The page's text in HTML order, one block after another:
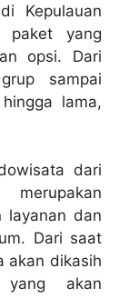
Kepulauan
paket yang
opsi. Dari
sampai
lama,
dari
layanan dan
Dari saat
akan dikasih
yang akan